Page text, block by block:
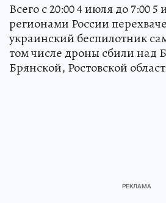
Всего с 20:00 4 июля до 7:00
регионами России
украинский беспилотник
том числе дроны сбили над
Брянской, Ростовской